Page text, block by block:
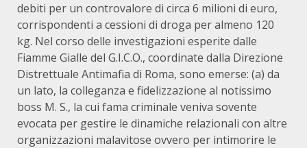
debiti per un controvalore di circa 6 milioni di euro,
corrispondenti a cessioni di droga per almeno 120
kg. Nel corso delle investigazioni esperite dalle
Fiamme Gialle del G.I.C.O., coordinate dalla Direzione
Distrettuale Antimafia di Roma, sono emerse: (a) da
un lato, la colleganza e fidelizzazione al notissimo
boss M. S., la cui fama criminale veniva sovente
evocata per gestire le dinamiche relazionali con altre
organizzazioni malavitose ovvero per intimorire le